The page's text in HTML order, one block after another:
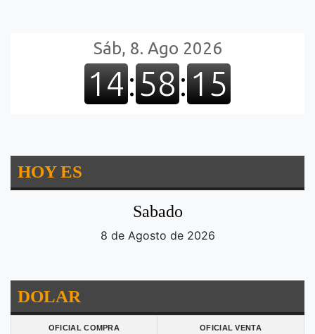
HOY ES
Sabado
8 de Agosto de 2026
DOLAR
OFICIAL COMPRA OFICIAL VENTA